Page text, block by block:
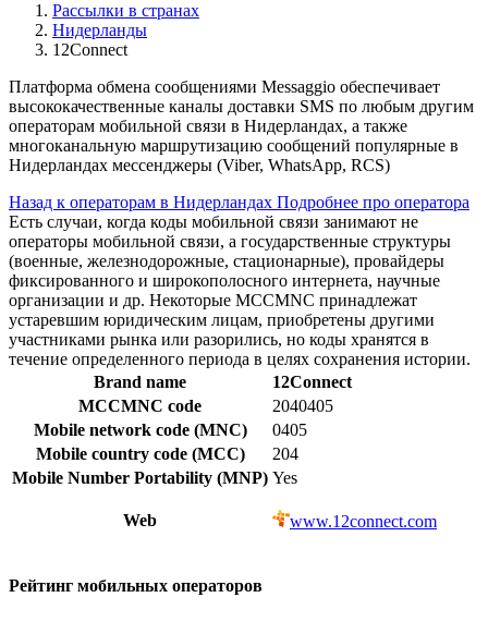
Рассылки в странах
Нидерланды
12Connect
Платформа обмена сообщениями Messaggio обеспечивает
высококачественные каналы доставки SMS по любым другим
операторам мобильной связи в Нидерландах, а также
многоканальную маршрутизацию сообщений популярные в
Нидерландах мессенджеры (Viber, WhatsApp, RCS)
Назад к операторам в Нидерландах Подробнее про оператора
Есть случаи, когда коды мобильной связи занимают не
операторы мобильной связи, а государственные структуры
(военные, железнодорожные, стационарные), провайдеры
фиксированного и широкополосного интернета, научные
организации и др. Некоторые MCCMNC принадлежат
устаревшим юридическим лицам, приобретены другими
участниками рынка или разорились, но коды хранятся в
течение определенного периода в целях сохранения истории.
Brand name
12Connect
MCCMNC code
2040405
Mobile network code (MNC)
0405
Mobile country code (MCC)
204
Mobile Number Portability (MNP) Yes
Web www.12connect.com
Рейтинг мобильных операторов